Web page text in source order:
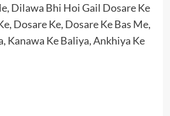
Dilawa Bhi Hoi Gail Dosare Ke
Dosare Ke, Dosare Ke Bas Me,
Kanawa Ke Baliya, Ankhiya Ke